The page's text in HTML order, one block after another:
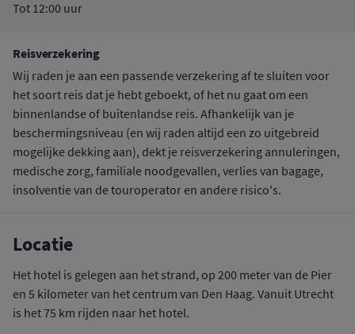
Tot 12:00 uur
Reisverzekering
Wij raden je aan een passende verzekering af te sluiten voor
het soort reis dat je hebt geboekt, of het nu gaat om een
binnenlandse of buitenlandse reis. Afhankelijk van je
beschermingsniveau (en wij raden altijd een zo uitgebreid
mogelijke dekking aan), dekt je reisverzekering annuleringen,
medische zorg, familiale noodgevallen, verlies van bagage,
insolventie van de touroperator en andere risico's.
Locatie
Het hotel is gelegen aan het strand, op 200 meter van de Pier
en 5 kilometer van het centrum van Den Haag. Vanuit Utrecht
is het 75 km rijden naar het hotel.